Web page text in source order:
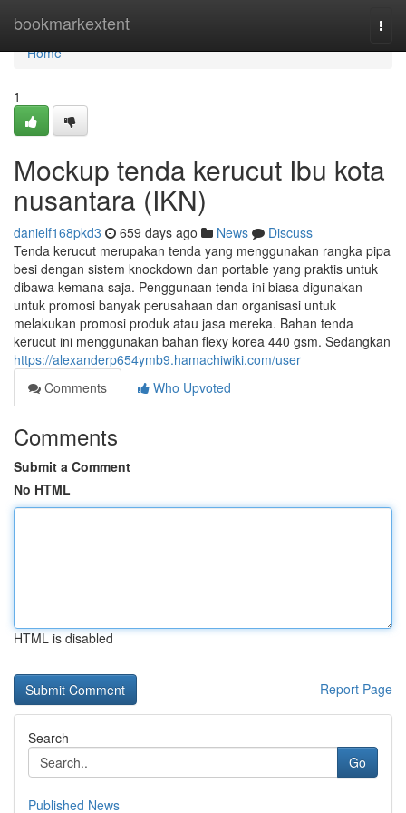
bookmarkextent
Home
Home
1
Mockup tenda kerucut Ibu kota
nusantara (IKN)
danielf168pkd3 659 days ago News
Discuss
Tenda kerucut merupakan tenda yang menggunakan rangka pipa
besi dengan sistem knockdown dan portable yang praktis untuk
dibawa kemana saja. Penggunaan tenda ini biasa digunakan
untuk promosi banyak perusahaan dan organisasi untuk
melakukan promosi produk atau jasa mereka. Bahan tenda
kerucut ini menggunakan bahan flexy korea 440 gsm. Sedangkan
https://alexanderp654ymb9.hamachiwiki.com/user
Comments
Who Upvoted
Comments
Submit a Comment
No HTML
HTML is disabled
Report Page
Search
Go
Published News